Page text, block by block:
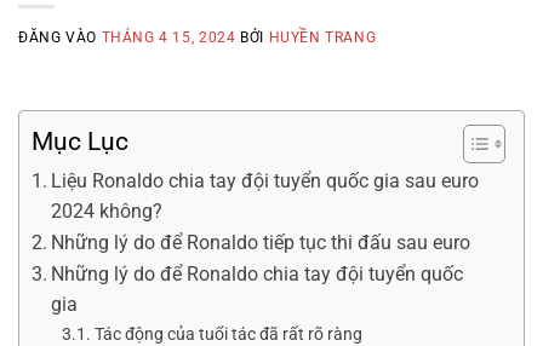
ĐĂNG VÀO THÁNG 4 15, 2024 BỞI HUYỀN TRANG
Mục Lục
Liệu Ronaldo chia tay đội tuyển quốc gia sau euro
2024 không?
Những lý do để Ronaldo tiếp tục thi đấu sau euro
Những lý do để Ronaldo chia tay đội tuyển quốc
gia
Tác động của tuổi tác đã rất rõ ràng